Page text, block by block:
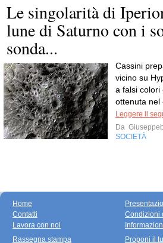
Le singolarità di
lune di Saturno con i
sonda...
Cassini
vicino su
a falsi colori
ottenuta nel
Leggere il
Da
SOCIETÀ
Home
Contatti
Lavora con noi
Condizioni
Rassegna stampa
Proponi il